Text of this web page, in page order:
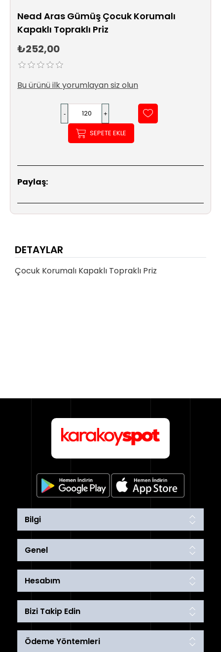
Sistemleri
Katalog/Liste
Fiyatları
Nead Aras Gümüş Çocuk Korumalı
Kapaklı Topraklı Priz
₺252,00
Bu ürünü ilk yorumlayan siz olun
SEPETE EKLE
Paylaş:
DETAYLAR
Çocuk Korumalı Kapaklı Topraklı Priz
Bilgi
Genel
Hesabım
Bizi Takip Edin
Ödeme Yöntemleri